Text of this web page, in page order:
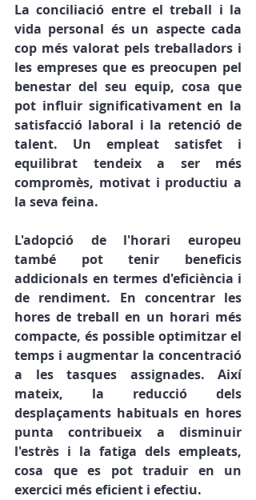
La conciliació entre el treball i la
vida personal és un aspecte cada
cop més valorat pels treballadors i
les empreses que es preocupen pel
benestar del seu equip, cosa que
pot influir significativament en la
satisfacció laboral i la retenció de
talent. Un empleat satisfet i
equilibrat tendeix a ser més
compromès, motivat i productiu a
la seva feina.
L'adopció de l'horari europeu
també pot tenir beneficis
addicionals en termes d'eficiència i
de rendiment. En concentrar les
hores de treball en un horari més
compacte, és possible optimitzar el
temps i augmentar la concentració
a les tasques assignades. Així
mateix, la reducció dels
desplaçaments habituals en hores
punta contribueix a disminuir
l'estrès i la fatiga dels empleats,
cosa que es pot traduir en un
exercici més eficient i efectiu.